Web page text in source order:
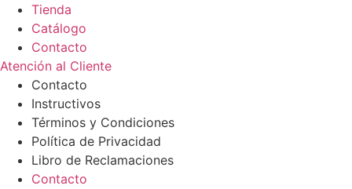
Tienda
Catálogo
Contacto
Atención al Cliente
Contacto
Instructivos
Términos y Condiciones
Política de Privacidad
Libro de Reclamaciones
Contacto